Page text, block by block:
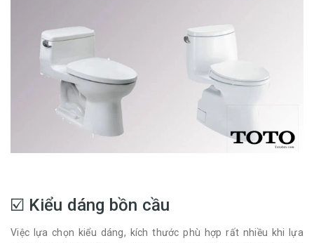
☑️ Kiểu dáng bồn cầu
Việc lựa chọn kiểu dáng, kích thước phù hợp rất nhiều khi lựa